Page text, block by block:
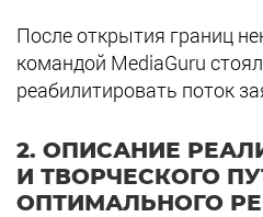
После открытия границ
командой MediaGuru
реабилитировать поток
2. ОПИСАНИЕ
И ТВОРЧЕСКОГО
ОПТИМАЛЬНОГО